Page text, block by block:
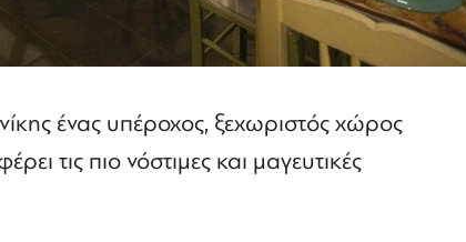
ένας υπέροχος, ξεχωριστός χώρος
τις πιο νόστιμες και μαγευτικές